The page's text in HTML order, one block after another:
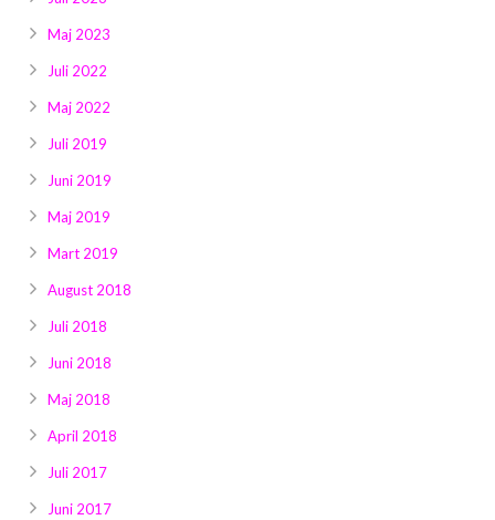
Maj 2023
Juli 2022
Maj 2022
Juli 2019
Juni 2019
Maj 2019
Mart 2019
August 2018
Juli 2018
Juni 2018
Maj 2018
April 2018
Juli 2017
Juni 2017